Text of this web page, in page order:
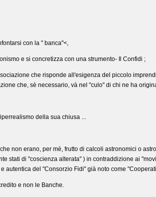
con la " banca"<,
e si concretizza con una strumento- Il Confidi ;
che risponde all'esigenza del piccolo
che, sè necessario, và nel "culo" di chi ne ha
della sua chiusa ...
non erano, per mè, frutto di calcoli astronomici o
stati di "coscienza alterata" ) in contraddizione ai
autentica del "Consorzio Fidi" già noto come
e non le Banche.